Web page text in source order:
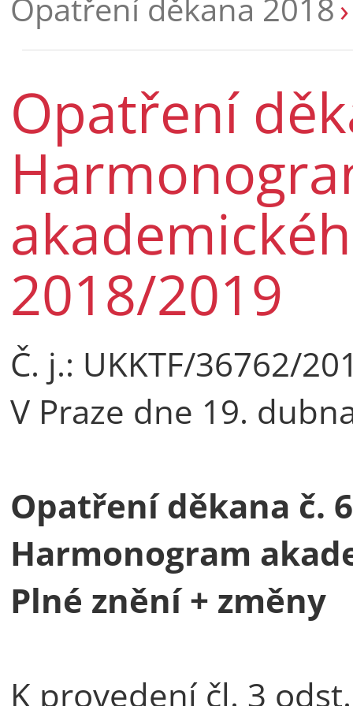
Opatření děkana 2018
Opatření
2018/2019
Č. j.: UKKTF/36762/
V Praze dne 19.
Opatření děkana č.
Harmonogram
Plné znění + změny
K provedení čl. 3